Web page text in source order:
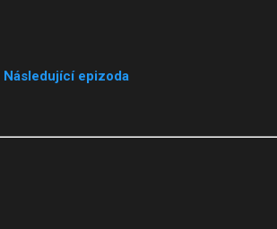
Následující epizoda